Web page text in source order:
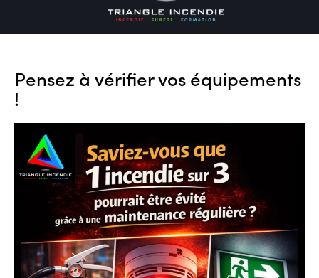
Pensez à vérifier vos équipements
!